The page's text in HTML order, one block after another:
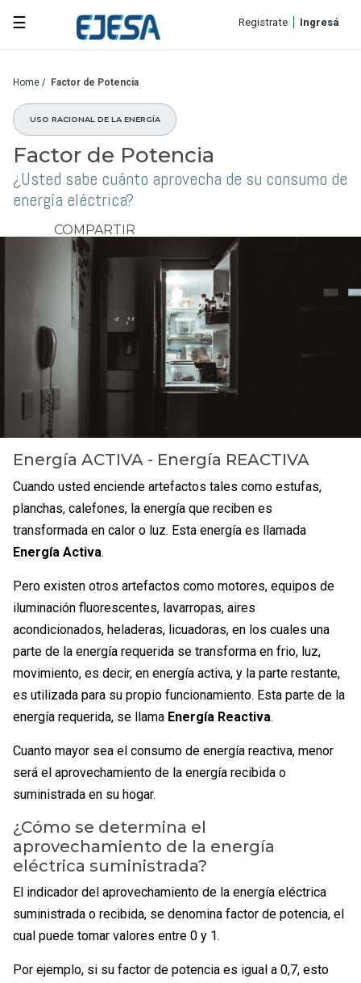
☰ Registrate Ingresá
Home / Factor de Potencia
USO RACIONAL DE LA ENERGÍA
Factor de Potencia
¿Usted sabe cuánto aprovecha de su consumo de
energía eléctrica?
COMPARTIR
Energía ACTIVA - Energía REACTIVA
Cuando usted enciende artefactos tales como estufas,
planchas, calefones, la energía que reciben es
transformada en calor o luz. Esta energía es llamada
Energía Activa.
Pero existen otros artefactos como motores, equipos de
iluminación fluorescentes, lavarropas, aires
acondicionados, heladeras, licuadoras, en los cuales una
parte de la energía requerida se transforma en frio, luz,
movimiento, es decir, en energía activa, y la parte restante,
es utilizada para su propio funcionamiento. Esta parte de la
energía requerida, se llama Energía Reactiva.
Cuanto mayor sea el consumo de energía reactiva, menor
será el aprovechamiento de la energía recibida o
suministrada en su hogar.
¿Cómo se determina el
aprovechamiento de la energía
eléctrica suministrada?
El indicador del aprovechamiento de la energía eléctrica
suministrada o recibida, se denomina factor de potencia, el
cual puede tomar valores entre 0 y 1.
Por ejemplo, si su factor de potencia es igual a 0,7, esto